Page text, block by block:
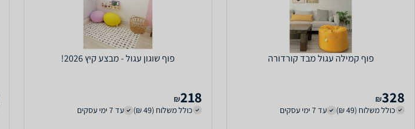
פוף קמילה עגול מבד קורדורה
328
₪
כולל משלוח (49 ₪)
עד 7 ימי עסקים
פוף שוגון עגול - מבצע קיץ 2026!
218
₪
כולל משלוח (49 ₪)
עד 7 ימי עסקים